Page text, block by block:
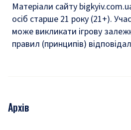
Матеріали сайту
осіб старше 21 року (21+).
може викликати ігрову
правил (принципів)
Архів